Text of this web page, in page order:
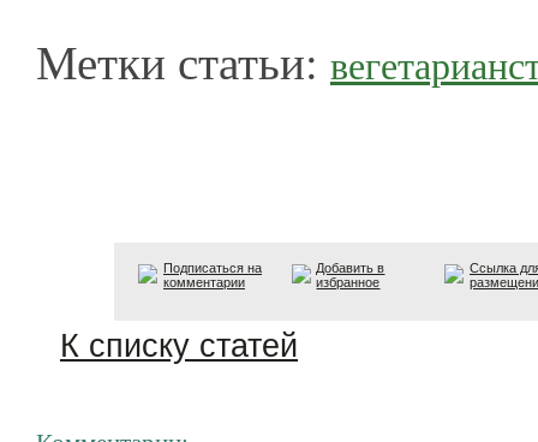
Метки статьи:
Подписаться на
комментарии
Добавить в
избранное
Ссылка
К списку статей